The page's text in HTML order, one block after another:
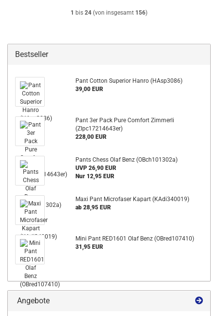
1 bis 24 (von insgesamt 156)
Bestseller
Pant Cotton Superior Hanro (HAsp3086)
39,00 EUR
Pant 3er Pack Pure Comfort Zimmerli
(ZIpc17214643er)
228,00 EUR
Pants Chess Olaf Benz (OBch101302a)
UVP 26,90 EUR
Nur 12,95 EUR
Maxi Pant Microfaser Kapart (KAdi340019)
ab 28,95 EUR
Mini Pant RED1601 Olaf Benz (OBred107410)
31,95 EUR
Angebote